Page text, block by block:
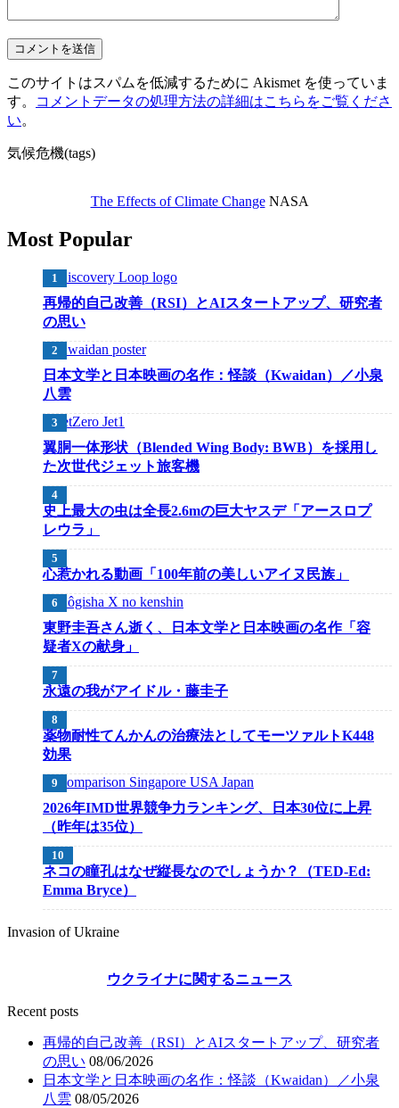
このサイトはスパムを低減するために Akismet を使っていま
す。
コメントデータの処理方法の詳細はこちらをご覧くださ
い。
気候危機(tags)
The Effects of Climate ChangeNASA
Most Popular
再帰的自己改善（RSI）とAIスタートアップ、研究者
の思い
日本文学と日本映画の名作：怪談（Kwaidan）／小泉
八雲
翼胴一体形状（Blended Wing Body: BWB）を採用し
た次世代ジェット旅客機
史上最大の虫は全長2.6mの巨大ヤスデ「アースロプ
レウラ」
心惹かれる動画「100年前の美しいアイヌ民族」
東野圭吾さん逝く、日本文学と日本映画の名作「容
疑者Xの献身」
永遠の我がアイドル・藤圭子
薬物耐性てんかんの治療法としてモーツァルトK448
効果
2026年IMD世界競争力ランキング、日本30位に上昇
（昨年は35位）
ネコの瞳孔はなぜ縦長なのでしょうか？（TED-Ed:
Emma Bryce）
Invasion of Ukraine
ウクライナに関するニュース
Recent posts
再帰的自己改善（RSI）とAIスタートアップ、研究者
の思い 08/06/2026
日本文学と日本映画の名作：怪談（Kwaidan）／小泉
八雲 08/05/2026